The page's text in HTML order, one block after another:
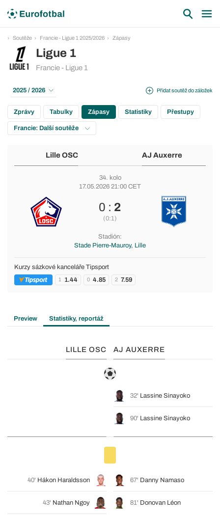
Soutěže Francie - Ligue 1 2025/2026 Zápasy
Ligue 1
Francie - Ligue 1
Přidat soutěž do záložek
2025 / 2026
Zprávy Tabulky Zápasy Statistiky Přestupy
Francie: Další soutěže
Lille OSC AJ Auxerre
34. kolo
17.05.2026 21:00 CET
0 : 2
(0:1)
Stadión:
Stade Pierre-Mauroy, Lille
Kurzy sázkové kanceláře Tipsport
1 1.44 0 4.85 2 7.59
Preview Statistiky, reportáž
LILLE OSC AJ AUXERRE
32' Lassine Sinayoko
90' Lassine Sinayoko
40' Hákon Haraldsson 67' Danny Namaso
43' Nathan Ngoy 81' Donovan Léon